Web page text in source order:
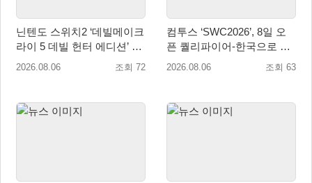
닌텐도 스위치2 ‘데빌메이크
라이 5 데빌 헌터 에디션’ 패
키지 제품 8월 7일 예약판매
2026.08.06 조회 72
컴투스 ‘SWC2026’, 8일 오
픈 퀄리파이어-한국으로 시
즌 개막!
2026.08.06 조회 63